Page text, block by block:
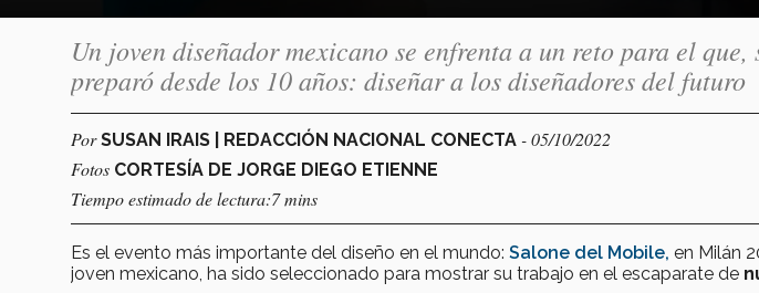
Un joven diseñador mexicano se enfrenta a un reto para el que,
preparó desde los 10 años: diseñar a los diseñadores del futuro
PorSUSAN IRAIS | REDACCIÓN NACIONAL CONECTA - 05/10/2022
Fotos CORTESÍA DE JORGE DIEGO ETIENNE
Tiempo estimado de lectura:7 mins
Es el evento más importante del diseño en el mundo: Salone del Mobile, en Milán
joven mexicano, ha sido seleccionado para mostrar su trabajo en el escaparate de